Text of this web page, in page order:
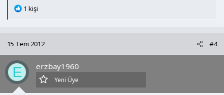
T
i
l
e
r
1 kişi
15 Tem 2012 #4
E erzbay1960
Yeni Üye